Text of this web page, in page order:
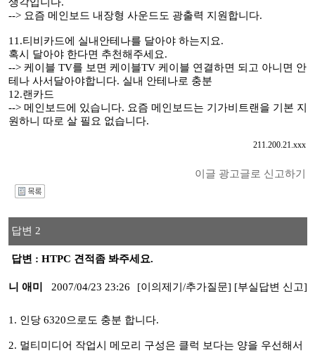
--> 요즘 메인보드 내장형 사운드도 광출력 지원합니다.
11.티비카드에 실내안테나를 달아야 하는지요.
혹시 달아야 한다면 추천해주세요.
--> 케이블 TV를 보면 케이블TV 케이블 연결하면 되고 아니면 안
테나 사서달아야합니다. 실내 안테나로 충분
12.랜카드
--> 메인보드에 있습니다. 요즘 메인보드는 기가비트랜을 기본 지
원하니 따로 살 필요 없습니다.
211.200.21.xxx
이글 광고글로 신고하기
답변 2
답변 : HTPC 견적좀 봐주세요.
니 애미 2007/04/23 23:26 [이의제기/추가질문] [부실답변 신고]
1. 인당 6320으로도 충분 합니다.
2. 멀티미디어 작업시 메모리 구성은 클럭 보다는 양을 우선해서